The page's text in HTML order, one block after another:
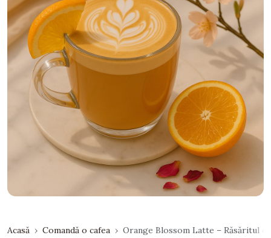
Acasă Comandă o cafea Orange Blossom Latte – Răsăritul